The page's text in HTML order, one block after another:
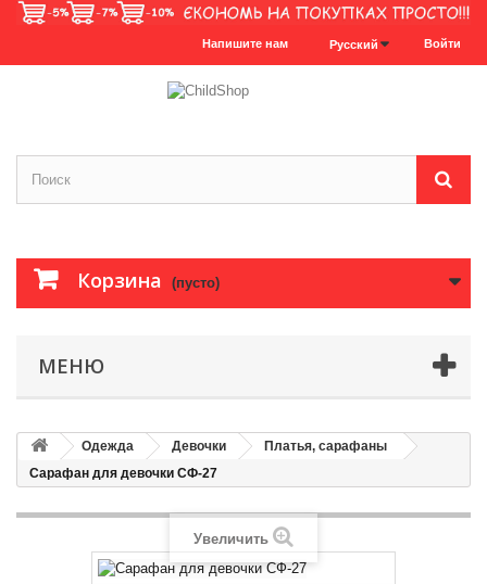
Войти
Русский
Напишите нам
Корзина (пусто)
МЕНЮ
Одежда Девочки
Платья, сарафаны
Сарафан для девочки СФ-27
Увеличить